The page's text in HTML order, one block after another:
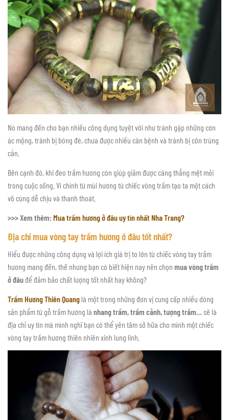
Nó mang đến cho bạn nhiều công dụng tuyệt vời như tránh gặp những cơn
ác mộng, tránh bị bóng đè, chưa được nhiều căn bệnh và tránh bị côn trùng
cắn.
Bên cạnh đó, khi đeo trầm hương còn giúp giảm được căng thẳng mệt mỏi
trong cuộc sống. Vì chính từ mùi hương từ chiếc vòng trầm tạo ta một cách
vô cùng dễ chịu và thanh thoát.
>>> Xem thêm: Mua trầm hương ở đâu uy tín nhất Nha Trang?
Địa chỉ mua vòng tay trầm hương ở đâu tốt nhất?
Hiểu được những công dụng và lợi ích giá trị to lớn từ chiếc vòng tay trầm
hương mang đến, thế nhưng bạn có biết hiện nay nên chọn mua vòng trầm
ở đâuđể đảm bảo chất lượng tốt nhất hay không?
Trầm Hương Thiên Quang là một trong những đơn vị cung cấp nhiều dòng
sản phẩm từ gỗ trầm hương là nhang trầm, trầm cảnh, tượng trầm… sẽ là
địa chỉ uy tín mà mình nghĩ bạn có thể yên tâm sở hữa cho mình một chiếc
vòng tay trầm hương thiên nhiên xinh lung linh.